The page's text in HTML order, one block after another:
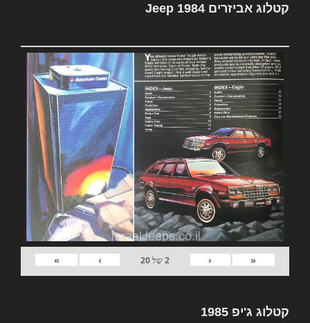
קטלוג אביזרים Jeep 1984
«
‹
2של20
›
»
קטלוג ג'יפ 1985